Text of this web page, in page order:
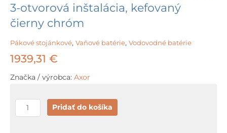
3-otvorová inštalácia, kefovaný
čierny chróm
Pákové stojánkové, Vaňové batérie, Vodovodné batérie
1939,31 €
Značka / výrobca: Axor
množstvo
Axor
Pridať do košíka